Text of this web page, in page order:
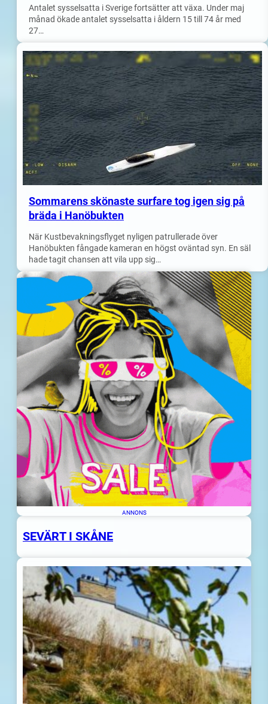
Antalet sysselsatta i Sverige fortsätter att växa. Under maj
månad ökade antalet sysselsatta i åldern 15 till 74 år med
27…
Sommarens skönaste surfare tog igen sig på
bräda i Hanöbukten
När Kustbevakningsflyget nyligen patrullerade över
Hanöbukten fångade kameran en högst oväntad syn. En säl
hade tagit chansen att vila upp sig…
ANNONS
SEVÄRT I SKÅNE